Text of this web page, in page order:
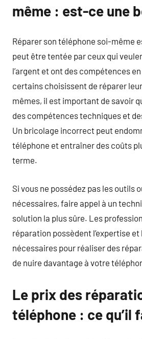
même : est-ce une
Réparer son téléphone soi-même
peut être tentée par ceux qui
l’argent et ont des compétences
certains choisissent de réparer
mêmes, il est important de savoir
des compétences techniques et
Un bricolage incorrect peut
téléphone et entraîner des coûts
terme.
Si vous ne possédez pas les outils
nécessaires, faire appel à un
solution la plus sûre. Les
réparation possèdent l’expertise et
nécessaires pour réaliser des
de nuire davantage à votre
Le prix des
téléphone : ce qu’il